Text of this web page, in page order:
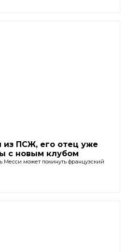
из ПСЖ, его отец уже
с новым клубом
может покинуть французский